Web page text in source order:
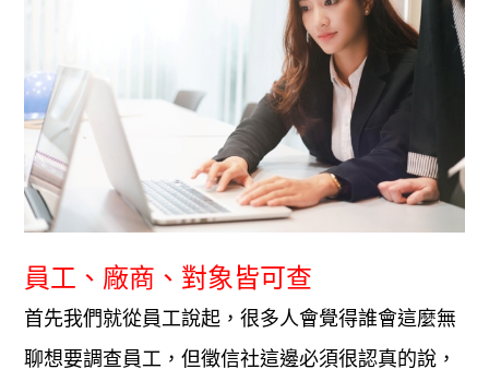
員工、廠商、對象皆可查
首先我們就從員工說起，很多人會覺得誰會這麼無
聊想要調查員工，但徵信社這邊必須很認真的說，